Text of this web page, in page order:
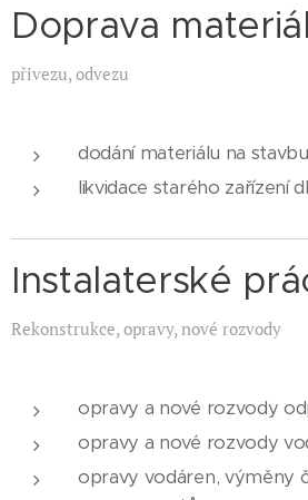
Doprava
přivezu, odvezu
dodání materiálu na stavbu
likvidace starého zařízení
Instalaterské
Rekonstrukce, opravy, nové rozvody
opravy a nové rozvody
opravy a nové rozvody
opravy vodáren, výměny